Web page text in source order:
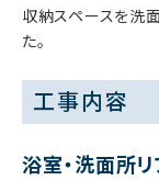
収納スペースを洗
た。
工事内容
浴室・洗面所リ